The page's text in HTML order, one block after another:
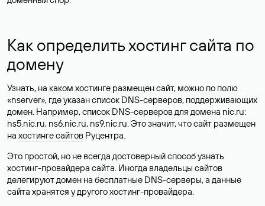
Как определить хостинг сайта по
домену
Узнать, на каком хостинге размещен сайт, можно по полю
«nserver», где указан список DNS-серверов, поддерживающих
домен. Например, список DNS-серверов для домена nic.ru:
ns5.nic.ru, ns6.nic.ru, ns9.nic.ru. Это значит, что сайт размещен
на хостинге сайтов Руцентра.
Это простой, но не всегда достоверный способ узнать
хостинг-провайдера сайта. Иногда владельцы сайтов
делегируют домен на бесплатные DNS-серверы, а данные
сайта хранятся у другого хостинг-провайдера.